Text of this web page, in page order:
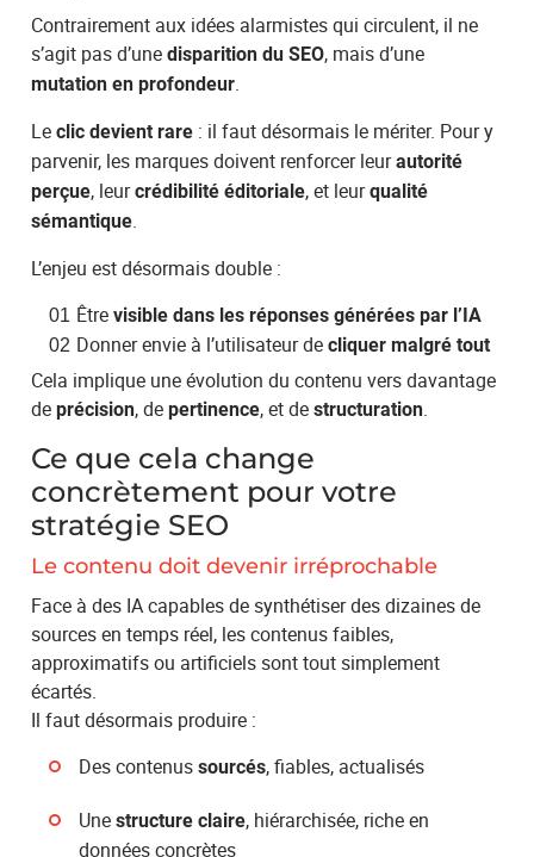
Contrairement aux idées alarmistes qui circulent, il ne
s’agit pas d’unedisparition du SEO, mais d’une
mutation en profondeur.
Leclic devient rare : il faut désormais le mériter. Pour y
parvenir, les marques doivent renforcer leurautorité
perçue, leurcrédibilité éditoriale, et leurqualité
sémantique.
L’enjeu est désormais double :
Êtrevisible dans les réponses générées par l’IA
Donner envie à l’utilisateur decliquer malgré tout
Cela implique une évolution du contenu vers davantage
deprécision, depertinence, et destructuration.
Ce que cela change
concrètement pour votre
stratégie SEO
Le contenu doit devenir irréprochable
Face à des IA capables de synthétiser des dizaines de
sources en temps réel, les contenus faibles,
approximatifs ou artificiels sont tout simplement
écartés.
Il faut désormais produire :
Des contenussourcés, fiables, actualisés
Unestructure claire, hiérarchisée, riche en
données concrètes